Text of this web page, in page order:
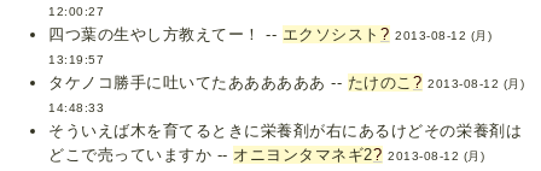
12:00:27
四つ葉の生やし方教えてー！ -- エクソシスト ? 2013-08-12 (月)
13:19:57
タケノコ勝手に吐いてたああああああ -- たけのこ? 2013-08-12 (月)
14:48:33
そういえば木を育てるときに栄養剤が右にあるけどその栄養剤は
どこで売っていますか -- オニヨンタマネギ2? 2013-08-12 (月)